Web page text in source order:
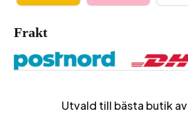
Frakt
Utvald till bästa butik av